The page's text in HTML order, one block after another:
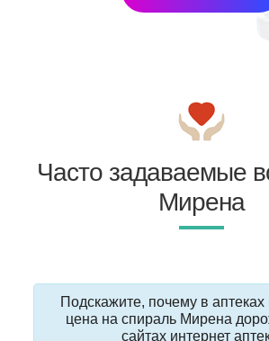
Часто задаваемые
Мирена
Подскажите, почему в аптеках
цена на спираль Мирена
сайтах интернет